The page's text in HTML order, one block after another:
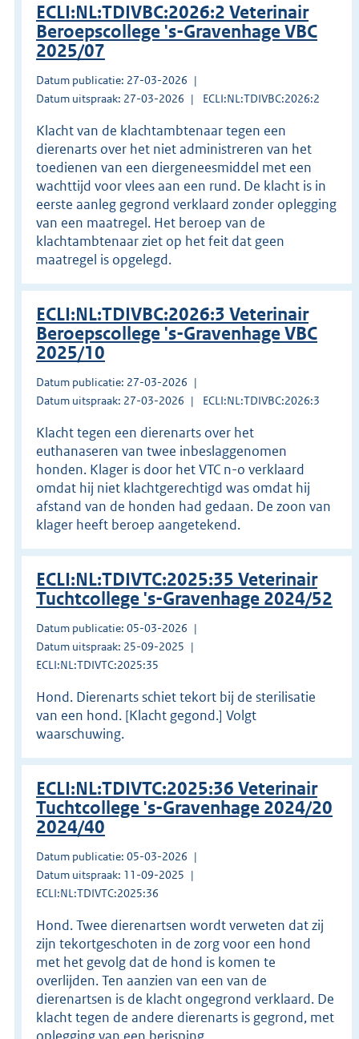
ECLI:NL:TDIVBC:2026:2 Veterinair
Beroepscollege 's-Gravenhage VBC
2025/07
Datum publicatie: 27-03-2026
Datum uitspraak: 27-03-2026
ECLI:NL:TDIVBC:2026:2
Klacht van de klachtambtenaar tegen een
dierenarts over het niet administreren van het
toedienen van een diergeneesmiddel met een
wachttijd voor vlees aan een rund. De klacht is in
eerste aanleg gegrond verklaard zonder oplegging
van een maatregel. Het beroep van de
klachtambtenaar ziet op het feit dat geen
maatregel is opgelegd.
ECLI:NL:TDIVBC:2026:3 Veterinair
Beroepscollege 's-Gravenhage VBC
2025/10
Datum publicatie: 27-03-2026
Datum uitspraak: 27-03-2026
ECLI:NL:TDIVBC:2026:3
Klacht tegen een dierenarts over het
euthanaseren van twee inbeslaggenomen
honden. Klager is door het VTC n-o verklaard
omdat hij niet klachtgerechtigd was omdat hij
afstand van de honden had gedaan. De zoon van
klager heeft beroep aangetekend.
ECLI:NL:TDIVTC:2025:35 Veterinair
Tuchtcollege 's-Gravenhage 2024/52
Datum publicatie: 05-03-2026
Datum uitspraak: 25-09-2025
ECLI:NL:TDIVTC:2025:35
Hond. Dierenarts schiet tekort bij de sterilisatie
van een hond. [Klacht gegond.] Volgt
waarschuwing.
ECLI:NL:TDIVTC:2025:36 Veterinair
Tuchtcollege 's-Gravenhage 2024/20
2024/40
Datum publicatie: 05-03-2026
Datum uitspraak: 11-09-2025
ECLI:NL:TDIVTC:2025:36
Hond. Twee dierenartsen wordt verweten dat zij
zijn tekortgeschoten in de zorg voor een hond
met het gevolg dat de hond is komen te
overlijden. Ten aanzien van een van de
dierenartsen is de klacht ongegrond verklaard. De
klacht tegen de andere dierenarts is gegrond, met
oplegging van een berisping.